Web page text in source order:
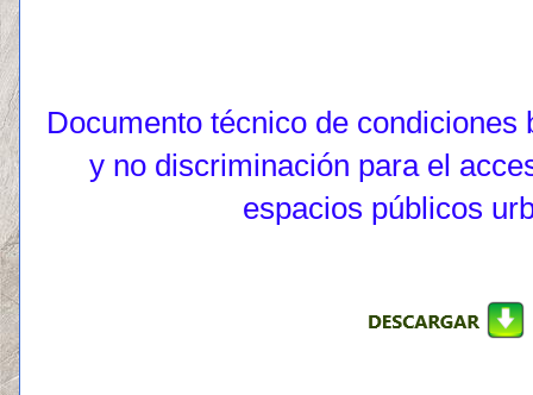
Documento técnico de condiciones
y no discriminación para el
espacios públicos